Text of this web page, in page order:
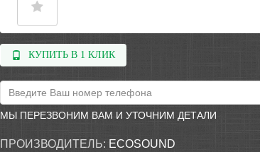
КУПИТЬ В 1 КЛИК
МЫ ПЕРЕЗВОНИМ ВАМ И УТОЧНИМ ДЕТАЛИ
ПРОИЗВОДИТЕЛЬ: ECOSOUND